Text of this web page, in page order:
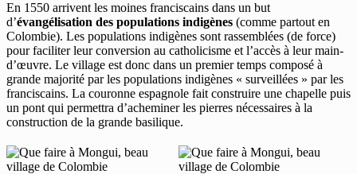
En 1550 arrivent les moines franciscains dans un but
d’évangélisation des populations indigènes (comme partout en
Colombie). Les populations indigènes sont rassemblées (de force)
pour faciliter leur conversion au catholicisme et l’accès à leur main-
d’œuvre. Le village est donc dans un premier temps composé à
grande majorité par les populations indigènes « surveillées » par les
franciscains. La couronne espagnole fait construire une chapelle puis
un pont qui permettra d’acheminer les pierres nécessaires à la
construction de la grande basilique.